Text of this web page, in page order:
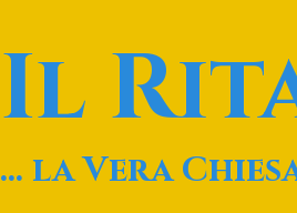
Il
… la Vera